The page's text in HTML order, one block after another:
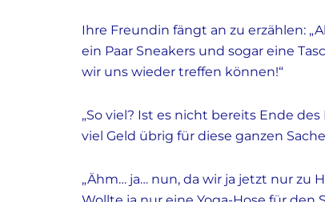
Ihre Freundin fängt an zu erzählen: „
ein Paar Sneakers und sogar eine
wir uns wieder treffen können!“
„So viel? Ist es nicht bereits Ende
viel Geld übrig für diese ganzen
„Ähm… ja… nun, da wir ja jetzt nur zu